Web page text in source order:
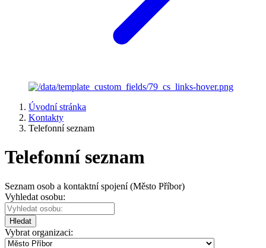
Úvodní stránka
Kontakty
Telefonní seznam
Telefonní seznam
Seznam osob a kontaktní spojení (Město Příbor)
Vyhledat osobu:
Hledat
Vybrat organizaci: